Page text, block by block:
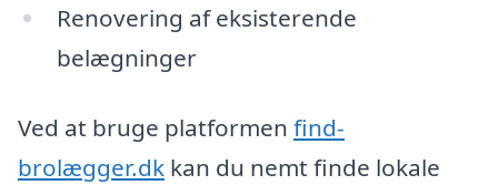
Renovering af eksisterende
belægninger
Ved at bruge platformen find-
brolægger.dk kan du nemt finde lokale